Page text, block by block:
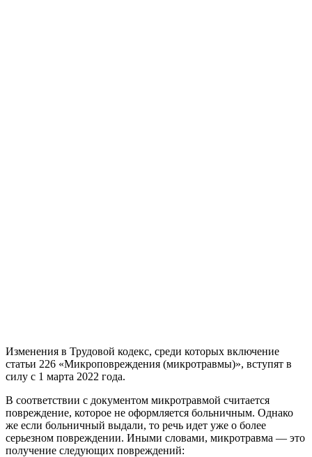
Изменения в Трудовой кодекс, среди которых включение
статьи 226 «Микроповреждения (микротравмы)», вступят в
силу с 1 марта 2022 года.
В соответствии с документом микротравмой считается
повреждение, которое не оформляется больничным. Однако
же если больничный выдали, то речь идет уже о более
серьезном повреждении. Иными словами, микротравма — это
получение следующих повреждений: